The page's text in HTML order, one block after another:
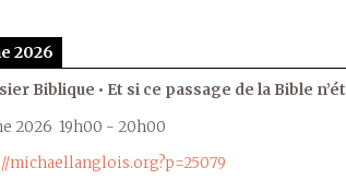
2026
Biblique • Et si ce passage de la Bible
2026 19h00 - 20h00
michaellanglois.org?p=25079